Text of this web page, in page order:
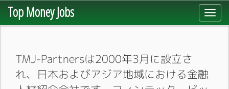
Top Money Jobs
TMJ-Partnersは2000年3月に設立さ
れ、日本およびアジア地域における金融